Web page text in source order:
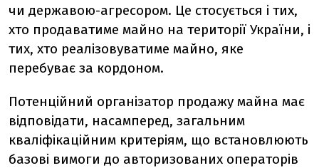
чи державою-агресором. Це стосується і тих,
хто продаватиме майно на території України, і
тих, хто реалізовуватиме майно, яке
перебуває за кордоном.
Потенційний організатор продажу майна має
відповідати, насамперед, загальним
кваліфікаційним критеріям, що встановлюють
базові вимоги до авторизованих операторів